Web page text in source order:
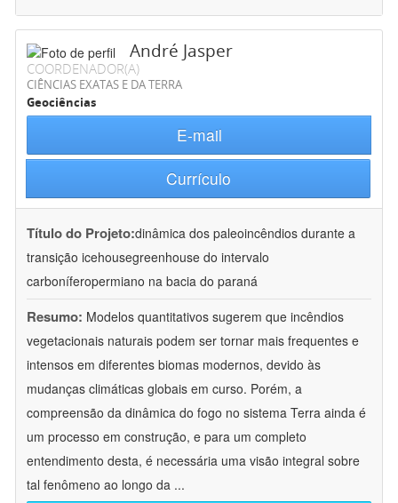
André Jasper
COORDENADOR(A)
CIÊNCIAS EXATAS E DA TERRA
Geociências
E-mail
Currículo
Título do Projeto:dinâmica dos paleoincêndios durante a
transição icehousegreenhouse do intervalo
carboníferopermiano na bacia do paraná
Resumo: Modelos quantitativos sugerem que incêndios
vegetacionais naturais podem ser tornar mais frequentes e
intensos em diferentes biomas modernos, devido às
mudanças climáticas globais em curso. Porém, a
compreensão da dinâmica do fogo no sistema Terra ainda é
um processo em construção, e para um completo
entendimento desta, é necessária uma visão integral sobre
tal fenômeno ao longo da ...